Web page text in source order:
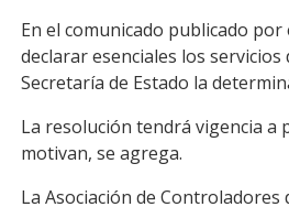
WhatsApp
Email
En el comunicado publicado
declarar esenciales los
Secretaría de Estado la
La resolución tendrá vigencia a
motivan, se agrega.
La Asociación de